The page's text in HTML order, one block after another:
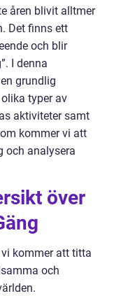
åren blivit alltmer
Det finns ett
och blir
I denna
grundlig
typer av
aktiviteter samt
kommer vi att
och analysera
över
kommer att titta
och